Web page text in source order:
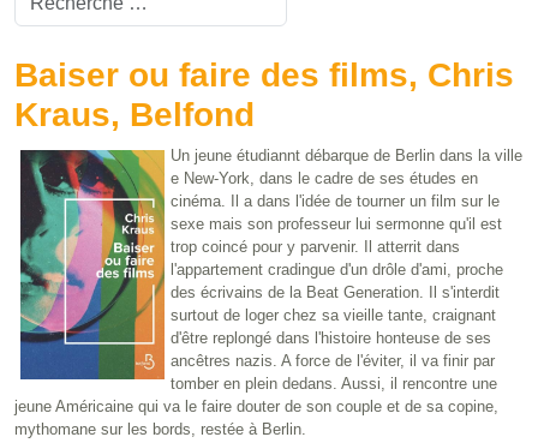
Baiser ou faire des films, Chris
Kraus, Belfond
Un jeune étudiannt débarque de Berlin dans la ville
e New-York, dans le cadre de ses études en
cinéma. Il a dans l'idée de tourner un film sur le
sexe mais son professeur lui sermonne qu'il est
trop coincé pour y parvenir. Il atterrit dans
l'appartement cradingue d'un drôle d'ami, proche
des écrivains de la Beat Generation. Il s'interdit
surtout de loger chez sa vieille tante, craignant
d'être replongé dans l'histoire honteuse de ses
ancêtres nazis. A force de l'éviter, il va finir par
tomber en plein dedans. Aussi, il rencontre une
jeune Américaine qui va le faire douter de son couple et de sa copine,
mythomane sur les bords, restée à Berlin.